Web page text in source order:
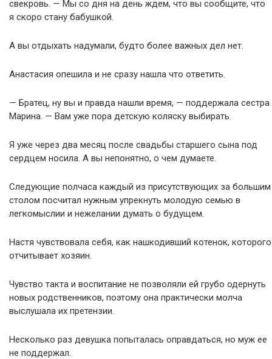
свекровь. — Мы со дня на день ждем, что вы сообщите, что
я скоро стану бабушкой.
А вы отдыхать надумали, будто более важных дел нет.
Анастасия опешила и не сразу нашла что ответить.
— Братец, ну вы и правда нашли время, — поддержала сестра
Марина. — Вам уже пора детскую коляску выбирать.
Я уже через два месяц после свадьбы старшего сына под
сердцем носила. А вы непонятно, о чем думаете.
Следующие полчаса каждый из присутствующих за большим
столом посчитал нужным упрекнуть молодую семью в
легкомыслии и нежелании думать о будущем.
Настя чувствовала себя, как нашкодивший котенок, которого
отчитывает хозяин.
Чувство такта и воспитание не позволяли ей грубо одернуть
новых родственников, поэтому она практически молча
выслушала их претензии.
Несколько раз девушка попыталась оправдаться, но муж ее
не поддержал.